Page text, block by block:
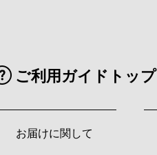
ご利用ガイドトップ
お届けに関して